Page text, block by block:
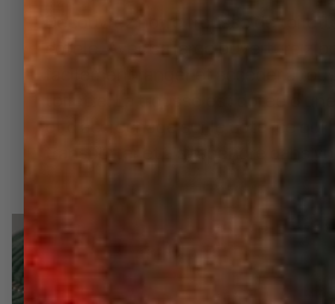
Découvrez notre trousse de
côtelé. Avec sa large ouverture
facilement ranger et accéder à
toilette. La trousse est dotée
et d'accrochage sur le côté, ce qui
transporter et à suspendre dans